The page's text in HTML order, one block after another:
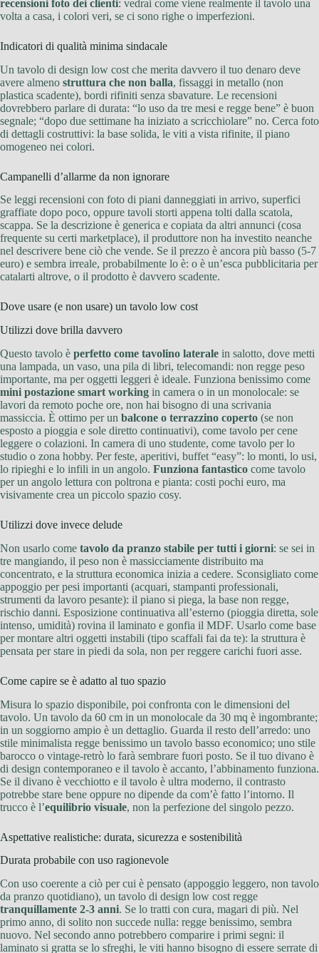
recensioni foto dei clienti: vedrai come viene realmente il tavolo una
volta a casa, i colori veri, se ci sono righe o imperfezioni.
Indicatori di qualità minima sindacale
Un tavolo di design low cost che merita davvero il tuo denaro deve
avere almeno struttura che non balla, fissaggi in metallo (non
plastica scadente), bordi rifiniti senza sbavature. Le recensioni
dovrebbero parlare di durata: “lo uso da tre mesi e regge bene” è buon
segnale; “dopo due settimane ha iniziato a scricchiolare” no. Cerca foto
di dettagli costruttivi: la base solida, le viti a vista rifinite, il piano
omogeneo nei colori.
Campanelli d’allarme da non ignorare
Se leggi recensioni con foto di piani danneggiati in arrivo, superfici
graffiate dopo poco, oppure tavoli storti appena tolti dalla scatola,
scappa. Se la descrizione è generica e copiata da altri annunci (cosa
frequente su certi marketplace), il produttore non ha investito neanche
nel descrivere bene ciò che vende. Se il prezzo è ancora più basso (5-7
euro) e sembra irreale, probabilmente lo è: o è un’esca pubblicitaria per
catalarti altrove, o il prodotto è davvero scadente.
Dove usare (e non usare) un tavolo low cost
Utilizzi dove brilla davvero
Questo tavolo è perfetto come tavolino laterale in salotto, dove metti
una lampada, un vaso, una pila di libri, telecomandi: non regge peso
importante, ma per oggetti leggeri è ideale. Funziona benissimo come
mini postazione smart working in camera o in un monolocale: se
lavori da remoto poche ore, non hai bisogno di una scrivania
massiccia. È ottimo per un balcone o terrazzino coperto (se non
esposto a pioggia e sole diretto continuativi), come tavolo per cene
leggere o colazioni. In camera di uno studente, come tavolo per lo
studio o zona hobby. Per feste, aperitivi, buffet “easy”: lo monti, lo usi,
lo ripieghi e lo infili in un angolo. Funziona fantastico come tavolo
per un angolo lettura con poltrona e pianta: costi pochi euro, ma
visivamente crea un piccolo spazio cosy.
Utilizzi dove invece delude
Non usarlo come tavolo da pranzo stabile per tutti i giorni: se sei in
tre mangiando, il peso non è massicciamente distribuito ma
concentrato, e la struttura economica inizia a cedere. Sconsigliato come
appoggio per pesi importanti (acquari, stampanti professionali,
strumenti da lavoro pesante): il piano si piega, la base non regge,
rischio danni. Esposizione continuativa all’esterno (pioggia diretta, sole
intenso, umidità) rovina il laminato e gonfia il MDF. Usarlo come base
per montare altri oggetti instabili (tipo scaffali fai da te): la struttura è
pensata per stare in piedi da sola, non per reggere carichi fuori asse.
Come capire se è adatto al tuo spazio
Misura lo spazio disponibile, poi confronta con le dimensioni del
tavolo. Un tavolo da 60 cm in un monolocale da 30 mq è ingombrante;
in un soggiorno ampio è un dettaglio. Guarda il resto dell’arredo: uno
stile minimalista regge benissimo un tavolo basso economico; uno stile
barocco o vintage-retrò lo farà sembrare fuori posto. Se il tuo divano è
di design contemporaneo e il tavolo è accanto, l’abbinamento funziona.
Se il divano è vecchiotto e il tavolo è ultra moderno, il contrasto
potrebbe stare bene oppure no dipende da com’è fatto l’intorno. Il
trucco è l’equilibrio visuale, non la perfezione del singolo pezzo.
Aspettative realistiche: durata, sicurezza e sostenibilità
Durata probabile con uso ragionevole
Con uso coerente a ciò per cui è pensato (appoggio leggero, non tavolo
da pranzo quotidiano), un tavolo di design low cost regge
tranquillamente 2-3 anni. Se lo tratti con cura, magari di più. Nel
primo anno, di solito non succede nulla: regge benissimo, sembra
nuovo. Nel secondo anno potrebbero comparire i primi segni: il
laminato si gratta se lo sfreghi, le viti hanno bisogno di essere serrate di